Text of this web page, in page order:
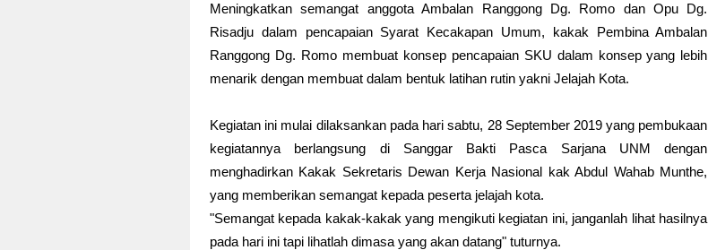
Meningkatkan semangat anggota Ambalan Ranggong Dg. Romo dan Opu Dg.
Risadju dalam pencapaian Syarat Kecakapan Umum, kakak Pembina Ambalan
Ranggong Dg. Romo membuat konsep pencapaian SKU dalam konsep yang lebih
menarik dengan membuat dalam bentuk latihan rutin yakni Jelajah Kota.
Kegiatan ini mulai dilaksankan pada hari sabtu, 28 September 2019 yang pembukaan
kegiatannya berlangsung di Sanggar Bakti Pasca Sarjana UNM dengan
menghadirkan Kakak Sekretaris Dewan Kerja Nasional kak Abdul Wahab Munthe,
yang memberikan semangat kepada peserta jelajah kota.
"Semangat kepada kakak-kakak yang mengikuti kegiatan ini, janganlah lihat hasilnya
pada hari ini tapi lihatlah dimasa yang akan datang" tuturnya.